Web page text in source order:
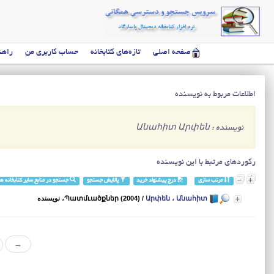
صفحه اصلی تازه‌های کتابخانه حساب کاربری من
اطلاعات مربوط به نویسنده
نویسنده : Անահիտ Արփեն
رکوردهای مرتبط با این نویسنده
مرتب سازی درج پیشنهاد خرید پالایش جستجو جستجو در منابع سایر کتابخانه
Պատմւածքներ (2004) / Արփեն ، Անահիտ ، نویسنده
→